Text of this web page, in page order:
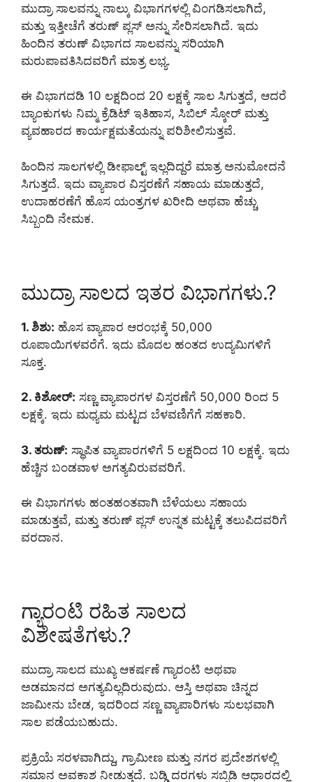
ಮುದ್ರಾ ಸಾಲವನ್ನು ನಾಲ್ಕು ವಿಭಾಗಗಳಲ್ಲಿ ವಿಂಗಡಿಸಲಾಗಿದೆ,
ಮತ್ತು ಇತ್ತೀಚೆಗೆ ತರುಣ್ ಪ್ಲಸ್ ಅನ್ನು ಸೇರಿಸಲಾಗಿದೆ. ಇದು
ಹಿಂದಿನ ತರುಣ್ ವಿಭಾಗದ ಸಾಲವನ್ನು ಸರಿಯಾಗಿ
ಮರುಪಾವತಿಸಿದವರಿಗೆ ಮಾತ್ರ ಲಭ್ಯ.
ಈ ವಿಭಾಗದಡಿ 10 ಲಕ್ಷದಿಂದ 20 ಲಕ್ಷಕ್ಕೆ ಸಾಲ ಸಿಗುತ್ತದೆ, ಆದರೆ
ಬ್ಯಾಂಕುಗಳು ನಿಮ್ಮ ಕ್ರೆಡಿಟ್ ಇತಿಹಾಸ, ಸಿಬಿಲ್ ಸ್ಕೋರ್ ಮತ್ತು
ವ್ಯವಹಾರದ ಕಾರ್ಯಕ್ಷಮತೆಯನ್ನು ಪರಿಶೀಲಿಸುತ್ತವೆ.
ಹಿಂದಿನ ಸಾಲಗಳಲ್ಲಿ ಡೀಫಾಲ್ಟ್ ಇಲ್ಲದಿದ್ದರೆ ಮಾತ್ರ ಅನುಮೋದನೆ
ಸಿಗುತ್ತದೆ. ಇದು ವ್ಯಾಪಾರ ವಿಸ್ತರಣೆಗೆ ಸಹಾಯ ಮಾಡುತ್ತದೆ,
ಉದಾಹರಣೆಗೆ ಹೊಸ ಯಂತ್ರಗಳ ಖರೀದಿ ಅಥವಾ ಹೆಚ್ಚು
ಸಿಬ್ಬಂದಿ ನೇಮಕ.
ಮುದ್ರಾ ಸಾಲದ ಇತರ ವಿಭಾಗಗಳು.?
1. ಶಿಶು: ಹೊಸ ವ್ಯಾಪಾರ ಆರಂಭಕ್ಕೆ 50,000
ರೂಪಾಯಿಗಳವರೆಗೆ. ಇದು ಮೊದಲ ಹಂತದ ಉದ್ಯಮಿಗಳಿಗೆ
ಸೂಕ್ತ.
2. ಕಿಶೋರ್: ಸಣ್ಣ ವ್ಯಾಪಾರಗಳ ವಿಸ್ತರಣೆಗೆ 50,000 ರಿಂದ 5
ಲಕ್ಷಕ್ಕೆ. ಇದು ಮಧ್ಯಮ ಮಟ್ಟದ ಬೆಳವಣಿಗೆಗೆ ಸಹಕಾರಿ.
3. ತರುಣ್: ಸ್ಥಾಪಿತ ವ್ಯಾಪಾರಗಳಿಗೆ 5 ಲಕ್ಷದಿಂದ 10 ಲಕ್ಷಕ್ಕೆ. ಇದು
ಹೆಚ್ಚಿನ ಬಂಡವಾಳ ಅಗತ್ಯವಿರುವವರಿಗೆ.
ಈ ವಿಭಾಗಗಳು ಹಂತಹಂತವಾಗಿ ಬೆಳೆಯಲು ಸಹಾಯ
ಮಾಡುತ್ತವೆ, ಮತ್ತು ತರುಣ್ ಪ್ಲಸ್ ಉನ್ನತ ಮಟ್ಟಕ್ಕೆ ತಲುಪಿದವರಿಗೆ
ವರದಾನ.
ಗ್ಯಾರಂಟಿ ರಹಿತ ಸಾಲದ
ವಿಶೇಷತೆಗಳು.?
ಮುದ್ರಾ ಸಾಲದ ಮುಖ್ಯ ಆಕರ್ಷಣೆ ಗ್ಯಾರಂಟಿ ಅಥವಾ
ಅಡಮಾನದ ಅಗತ್ಯವಿಲ್ಲದಿರುವುದು. ಆಸ್ತಿ ಅಥವಾ ಚಿನ್ನದ
ಜಾಮೀನು ಬೇಡ, ಇದರಿಂದ ಸಣ್ಣ ವ್ಯಾಪಾರಿಗಳು ಸುಲಭವಾಗಿ
ಸಾಲ ಪಡೆಯಬಹುದು.
ಪ್ರಕ್ರಿಯೆ ಸರಳವಾಗಿದ್ದು, ಗ್ರಾಮೀಣ ಮತ್ತು ನಗರ ಪ್ರದೇಶಗಳಲ್ಲಿ
ಸಮಾನ ಅವಕಾಶ ನೀಡುತ್ತದೆ. ಬಡ್ಡಿ ದರಗಳು ಸಬ್ಸಿಡಿ ಆಧಾರದಲ್ಲಿ